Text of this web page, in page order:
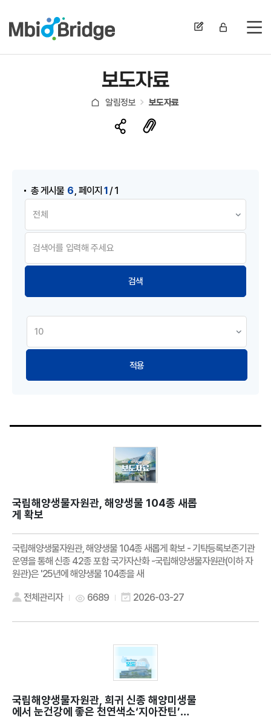
전
보도자료
알림정보 보도자료
총 게시물 6 ,페이지1/ 1
적용
국립해양생물자원관, 해양생물 104종 새롭
게 확보
국립해양생물자원관, 해양생물 104종 새롭게 확보 - 기탁등록보존기관
운영을 통해 신종 42종 포함 국가자산화 -국립해양생물자원관(이하 자
원관)은 '25년에 해양생물 104종을 새
전체관리자 6689 2026-03-27
국립해양생물자원관, 희귀 신종 해양미생물
에서 눈건강에 좋은 천연색소‘지아잔틴’색